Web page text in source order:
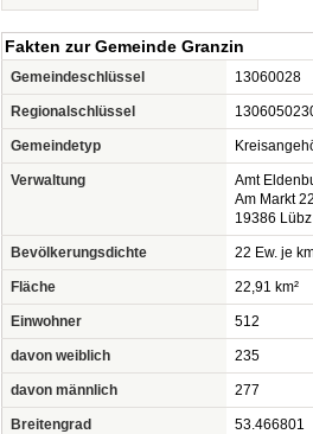
Fakten zur Gemeinde Granzin
Gemeindeschlüssel 13060028
Regionalschlüssel
Gemeindetyp
Verwaltung
Amt
Am Markt 22
19386 Lübz
Bevölkerungsdichte 22 Ew. je
Fläche 22,91 km²
Einwohner 512
davon weiblich 235
davon männlich 277
Breitengrad 53.466801